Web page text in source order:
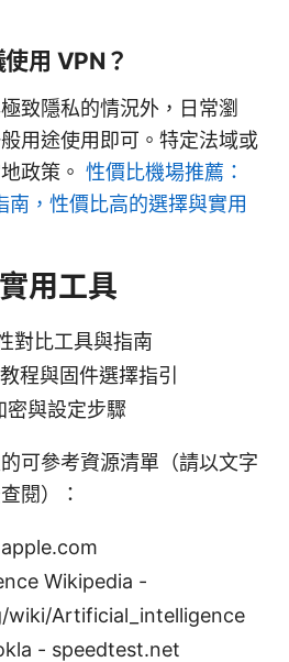
用 VPN？
致隱私的情況外，日常瀏
用途使用即可。特定法域或
政策。 性價比機場推薦：
，性價比高的選擇與實用
用工具
對比工具與指南
程與固件選擇指引
與設定步驟
可參考資源清單（請以文字
閱）：
Wikipedia -
wiki/Artificial_intelligence
- speedtest.net